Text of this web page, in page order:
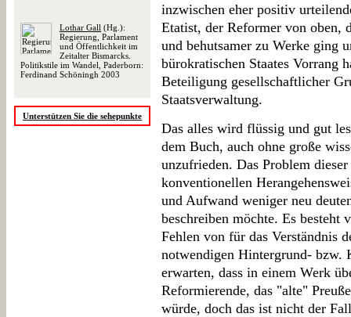
Lothar Gall (Hg.):
Regierung, Parlament
und Öffentlichkeit im
Zeitalter Bismarcks.
Politikstile im Wandel, Paderborn:
Ferdinand Schöningh 2003
Unterstützen Sie die sehepunkte
inzwischen eher positiv
Etatist, der Reformer von oben,
und behutsamer zu Werke ging
bürokratischen Staates Vorrang
Beteiligung gesellschaftlicher
Staatsverwaltung.
Das alles wird flüssig und gut
dem Buch, auch ohne große
unzufrieden. Das Problem
konventionellen
und Aufwand weniger neu
beschreiben möchte. Es besteht
Fehlen von für das Verständnis
notwendigen Hintergrund- bzw.
erwarten, dass in einem Werk
Reformierende, das "alte"
würde, doch das ist nicht der